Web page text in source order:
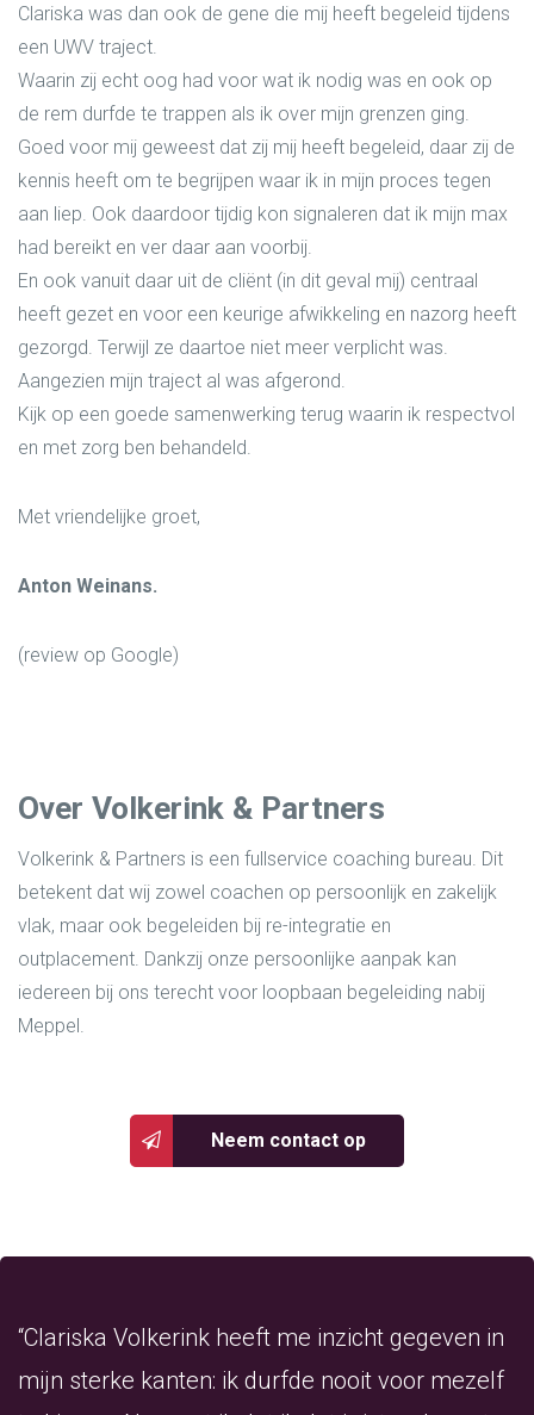
Clariska was dan ook de gene die mij heeft begeleid tijdens
een UWV traject.
Waarin zij echt oog had voor wat ik nodig was en ook op
de rem durfde te trappen als ik over mijn grenzen ging.
Goed voor mij geweest dat zij mij heeft begeleid, daar zij de
kennis heeft om te begrijpen waar ik in mijn proces tegen
aan liep. Ook daardoor tijdig kon signaleren dat ik mijn max
had bereikt en ver daar aan voorbij.
En ook vanuit daar uit de cliënt (in dit geval mij) centraal
heeft gezet en voor een keurige afwikkeling en nazorg heeft
gezorgd. Terwijl ze daartoe niet meer verplicht was.
Aangezien mijn traject al was afgerond.
Kijk op een goede samenwerking terug waarin ik respectvol
en met zorg ben behandeld.
Met vriendelijke groet,
Anton Weinans.
(review op Google)
Over Volkerink & Partners
Volkerink & Partners is een fullservice coaching bureau. Dit
betekent dat wij zowel coachen op persoonlijk en zakelijk
vlak, maar ook begeleiden bij re-integratie en
outplacement. Dankzij onze persoonlijke aanpak kan
iedereen bij ons terecht voor loopbaan begeleiding nabij
Meppel.
Neem contact op
“Clariska Volkerink heeft me inzicht gegeven in
mijn sterke kanten: ik durfde nooit voor mezelf